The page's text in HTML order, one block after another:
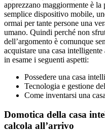
apprezzano maggiormente è
semplice dispositivo mobile,
ormai per tante persone una
umano. Quindi perché non
dell’argomento è comunque
acquistare una casa
in esame i seguenti aspetti:
Possedere una casa
Tecnologia e gestione
Come inventarsi una
Domotica della casa
calcola all’arrivo